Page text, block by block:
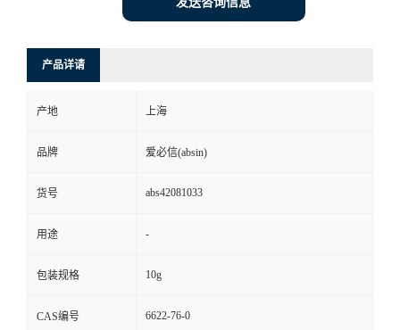
产品详请
产地 上海
品牌 爱必信(absin)
货号 abs42081033
用途 -
包装规格 10g
CAS编号 6622-76-0